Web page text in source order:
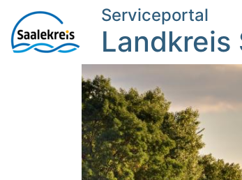
Serviceportal
Landkreis